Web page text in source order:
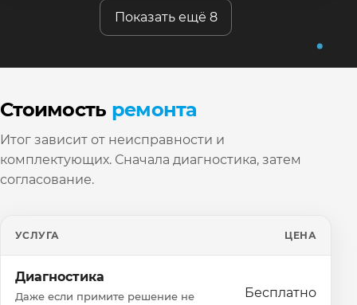
Показать ещё 8
Стоимость ремонта
Итог зависит от неисправности и
комплектующих. Сначала диагностика, затем
согласование.
УСЛУГА ЦЕНА
Диагностика
Даже если примите решение не
Бесплатно